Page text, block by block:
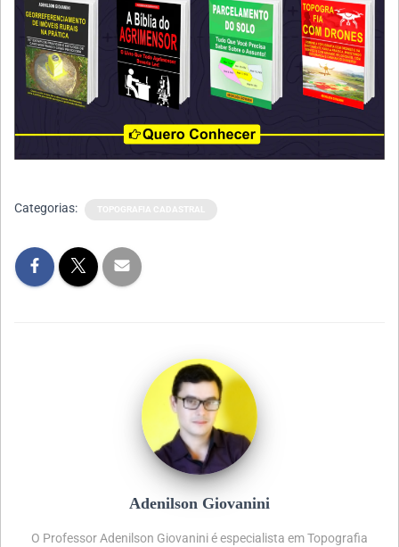
Categorias:
Adenilson Giovanini
O Professor Adenilson Giovanini é especialista em Topografia